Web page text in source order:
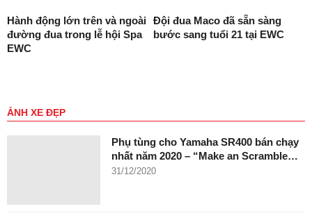
Hành động lớn trên và ngoài
đường đua trong lễ hội Spa
EWC
Đội đua Maco đã sẵn sàng
bước sang tuổi 21 tại EWC
ẢNH XE ĐẸP
Phụ tùng cho Yamaha SR400 bán chạy
nhất năm 2020 – “Make an Scramble…
31/12/2020